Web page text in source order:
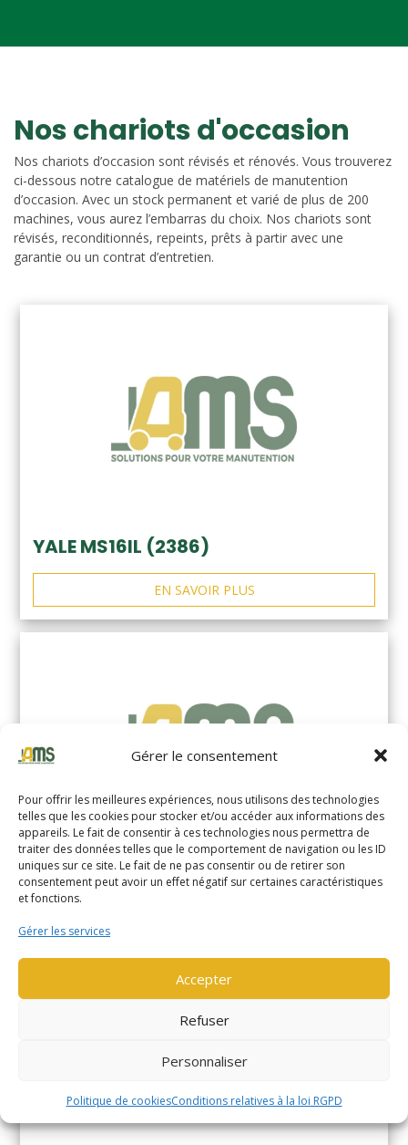
Gérer le consentement
Pour offrir les meilleures expériences, nous utilisons des technologies
telles que les cookies pour stocker et/ou accéder aux informations des
appareils. Le fait de consentir à ces technologies nous permettra de
traiter des données telles que le comportement de navigation ou les ID
uniques sur ce site. Le fait de ne pas consentir ou de retirer son
consentement peut avoir un effet négatif sur certaines caractéristiques
et fonctions.
Gérer les services
Accepter
Refuser
Personnaliser
Politique de cookiesConditions relatives à la loi RGPD
Nos chariots d'occasion
Nos chariots d’occasion sont révisés et rénovés. Vous trouverez
ci-dessous notre catalogue de matériels de manutention
d’occasion. Avec un stock permanent et varié de plus de 200
machines, vous aurez l’embarras du choix. Nos chariots sont
révisés, reconditionnés, repeints, prêts à partir avec une
garantie ou un contrat d’entretien.
YALE MS16IL (2386)
EN SAVOIR PLUS
YALE MS14XIL (2510)